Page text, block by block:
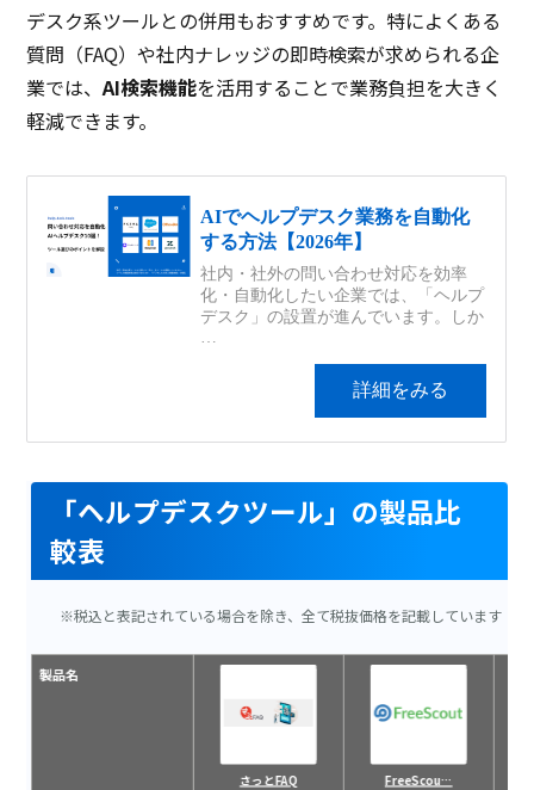
デスク系ツールとの併用もおすすめです。特によくある
質問（FAQ）や社内ナレッジの即時検索が求められる企
業では、AI検索機能を活用することで業務負担を大きく
軽減できます。
「ヘルプデスクツール」の製品比
較表
※税込と表記されている場合を除き、全て税抜価格を記載しています
製品名
さっとFAQ FreeScou…